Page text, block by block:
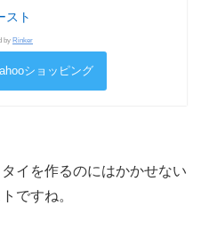
スト
by Rinker
ショッピング
イを作るのにはかかせない
ですね。